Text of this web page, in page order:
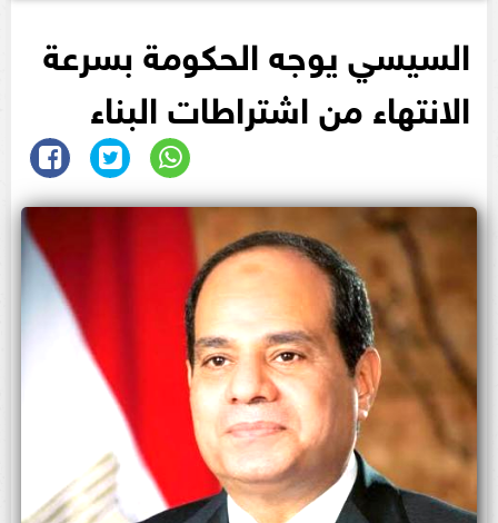
السيسي يوجه الحكومة بسرعة
الانتهاء من اشتراطات البناء